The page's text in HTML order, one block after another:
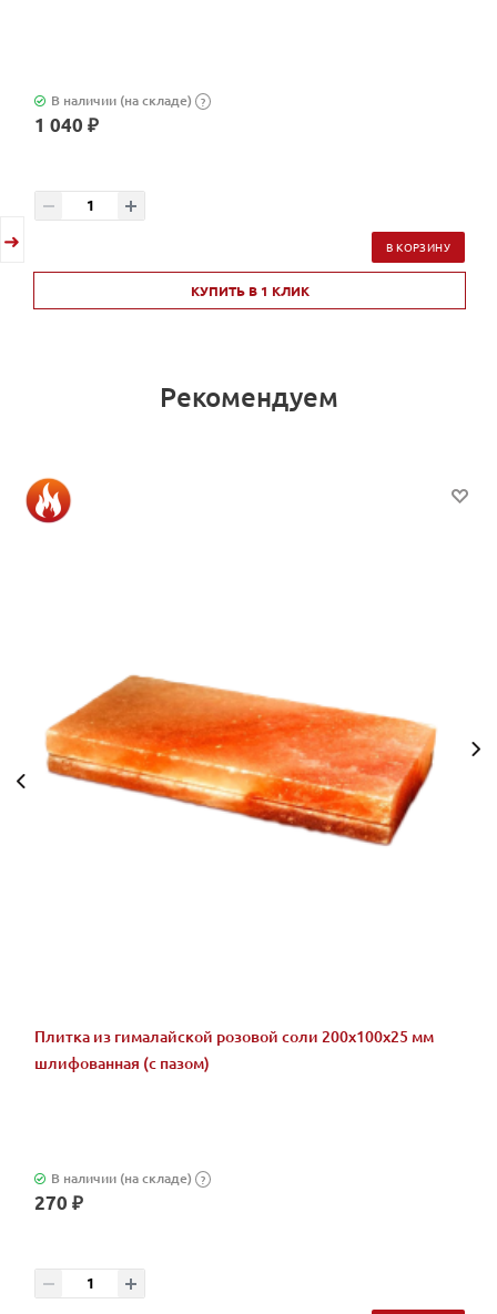
В наличии (на складе) ?
1 040 ₽
В КОРЗИНУ
КУПИТЬ В 1 КЛИК
Рекомендуем
Плитка из гималайской розовой соли 200x100x25 мм
шлифованная (с пазом)
В наличии (на складе) ?
270 ₽